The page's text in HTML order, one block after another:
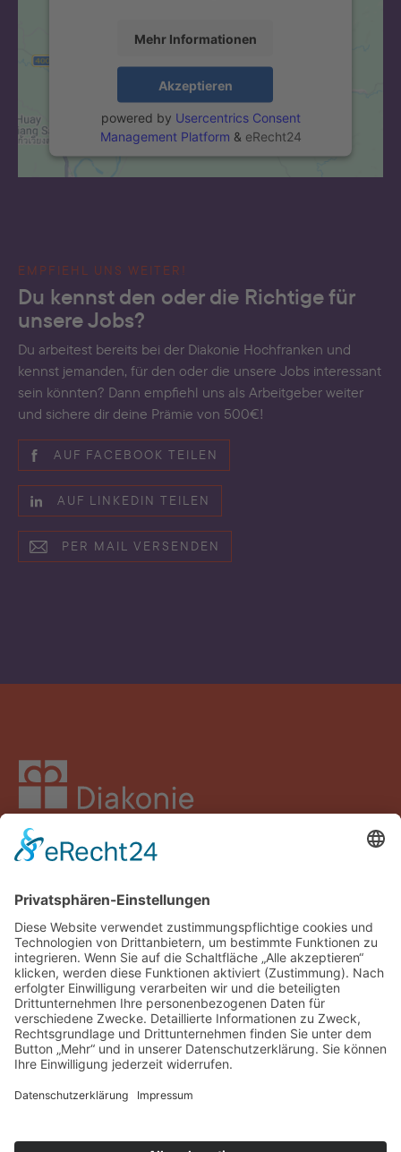
Mehr Informationen
Akzeptieren
powered by Usercentrics Consent
Management Platform & eRecht24
EMPFIEHL UNS WEITER!
Du kennst den oder die Richtige für
unsere Jobs?
Du arbeitest bereits bei der Diakonie Hochfranken und
kennst jemanden, für den oder die unsere Jobs interessant
sein könnten? Dann empfiehl uns als Arbeitgeber weiter
und sichere dir deine Prämie von 500€!
AUF FACEBOOK TEILEN
AUF LINKEDIN TEILEN
PER MAIL VERSENDEN
FacebookInstagramLinkedInYouTube
Spenden
Impressum
Datenschutz